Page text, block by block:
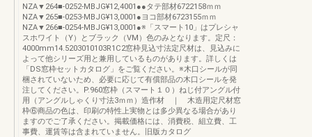
NZA▼264■-0252-MBJG¥12,4001●●タテ部材6722158ｍｍ
NZA▼265■-0253-MBJG¥13,0001●ヨコ部材6723155ｍｍ
NZA▼266■-0254-MBJG¥13,0001●※「スマート10」はプレシャ
スホワイト（Y）とブラック（VM）色のみとなります。定尺：
4000mm14.5203010103R1C2窓枠見込寸法定尺材は、見込みに
よって他シリーズ用と兼用しているものがあります。詳しくは
「DS窓枠セットカタログ」をご覧ください。※木口シールが同
梱されていないため、必要に応じて有償部品の木口シールを発
注してください。P.960窓枠（スマート１０）ねじ付アングル付
用（アングルしゃくり寸法3ｍｍ）造作材 ｜ 木造用定尺材窓
枠⑥商品の色は、印刷の特性上実物とは多少異なる場合があり
ますのでご了承ください。掲載価格には、消費税、組立費、工
事費、運賃等は含まれていません。旧版カタログ